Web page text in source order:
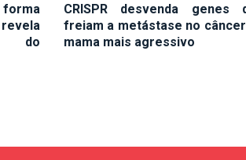
forma
do
CRISPR desvenda genes
freiam a metástase no
mama mais agressivo